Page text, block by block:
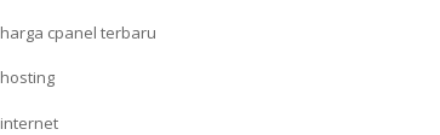
harga cpanel terbaru
hosting
internet